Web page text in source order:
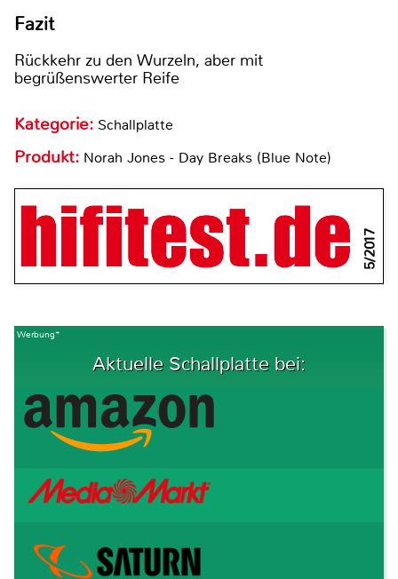
Fazit
Rückkehr zu den Wurzeln, aber mit
begrüßenswerter Reife
Kategorie: Schallplatte
Produkt: Norah Jones - Day Breaks (Blue Note)
5/2017
Werbung*
Aktuelle Schallplatte bei: